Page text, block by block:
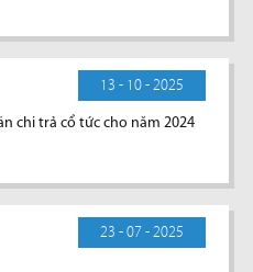
13 - 10 - 2025
chi trả cổ tức cho năm 2024
23 - 07 - 2025